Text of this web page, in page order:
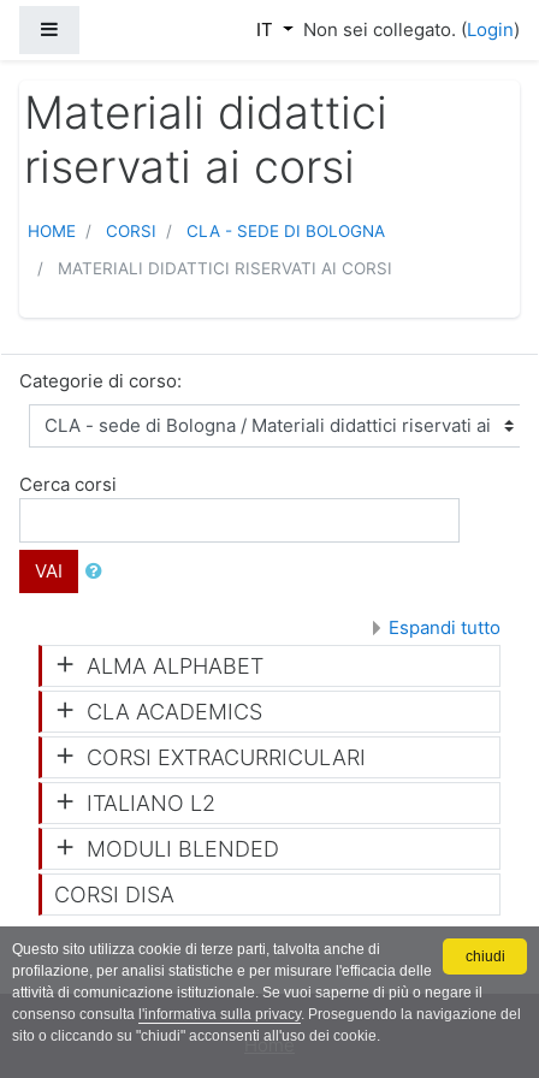
chiudi
Questo sito utilizza cookie di terze parti, talvolta anche di
profilazione, per analisi statistiche e per misurare l'efficacia delle
attività di comunicazione istituzionale. Se vuoi saperne di più o negare il
consenso consulta l'informativa sulla privacy. Proseguendo la navigazione del
sito o cliccando su "chiudi" acconsenti all'uso dei cookie.
IT Non sei collegato. (Login)
Materiali didattici
riservati ai corsi
HOME CORSI
CLA - SEDE DI BOLOGNA
MATERIALI DIDATTICI RISERVATI AI CORSI
Categorie di corso:
Cerca corsi
VAI
Espandi tutto
ALMA ALPHABET
CLA ACADEMICS
CORSI EXTRACURRICULARI
ITALIANO L2
MODULI BLENDED
CORSI DISA
Home